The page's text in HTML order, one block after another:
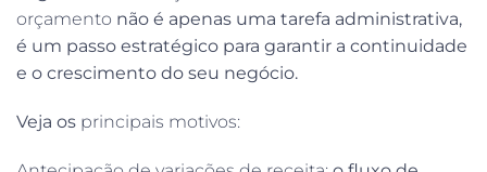
orçamento não é apenas uma tarefa administrativa,
é um passo estratégico para garantir a continuidade
e o crescimento do seu negócio.
Veja os principais motivos: